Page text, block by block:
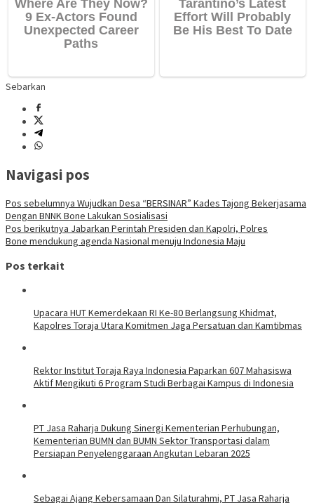
Sebarkan
Navigasi pos
Pos sebelumnya Wujudkan Desa “BERSINAR” Kades Tajong Bekerjasama
Dengan BNNK Bone Lakukan Sosialisasi
Pos berikutnya Jabarkan Perintah Presiden dan Kapolri, Polres
Bone mendukung agenda Nasional menuju Indonesia Maju
Pos terkait
Upacara HUT Kemerdekaan RI Ke-80 Berlangsung Khidmat,
Kapolres Toraja Utara Komitmen Jaga Persatuan dan Kamtibmas
Rektor Institut Toraja Raya Indonesia Paparkan 607 Mahasiswa
Aktif Mengikuti 6 Program Studi Berbagai Kampus di Indonesia
PT Jasa Raharja Dukung Sinergi Kementerian Perhubungan,
Kementerian BUMN dan BUMN Sektor Transportasi dalam
Persiapan Penyelenggaraan Angkutan Lebaran 2025
Sebagai Ajang Kebersamaan Dan Silaturahmi, PT Jasa Raharja